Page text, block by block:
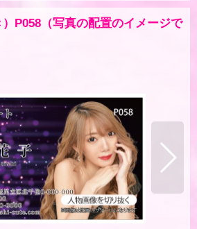
P058（写真の配置のイメージで